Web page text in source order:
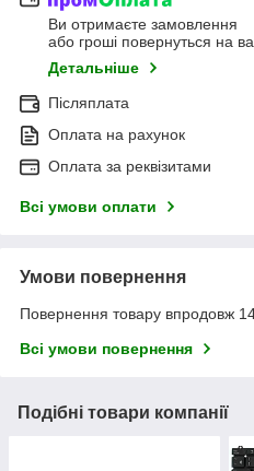
Ви отримаєте замовлення
або гроші повернуться на
Детальніше
Післяплата
Оплата на рахунок
Оплата за реквізитами
Всі умови оплати
Умови повернення
Повернення товару впродовж
Всі умови повернення
Подібні товари компанії